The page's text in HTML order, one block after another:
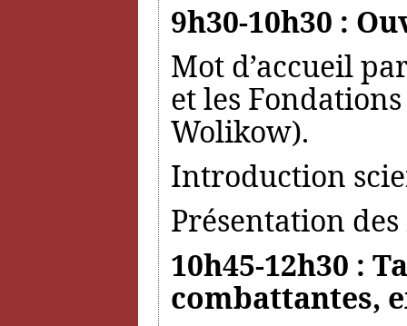
9h30-10h30 :
Mot d’accueil
et les
Wolikow).
Introduction
Présentation
10h45-12h30 :
combattantes,